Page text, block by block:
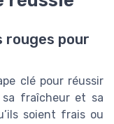
rouges pour
clé pour réussir
fraîcheur et sa
soient frais ou